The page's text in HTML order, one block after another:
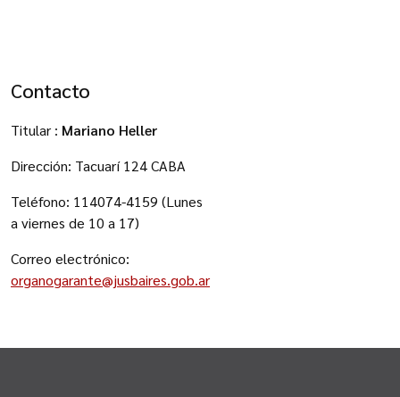
Contacto
Titular : Mariano Heller
Dirección: Tacuarí 124 CABA
Teléfono: 114074-4159 (Lunes
a viernes de 10 a 17)
Correo electrónico:
organogarante@jusbaires.gob.ar